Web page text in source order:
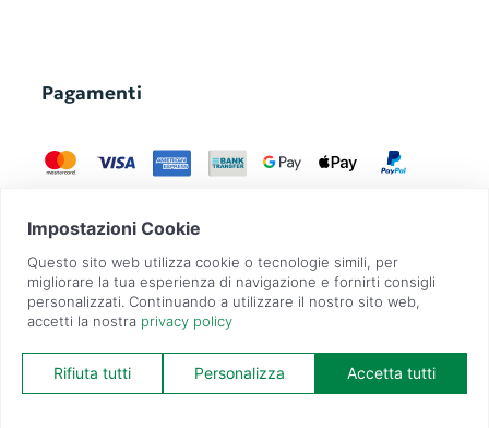
Pagamenti
GadgetZilla è un Brand di Overbi S.r.l.| realizzato conContit | © 2026 Tutti
i diritti riservati | P.IVA: 09351560967